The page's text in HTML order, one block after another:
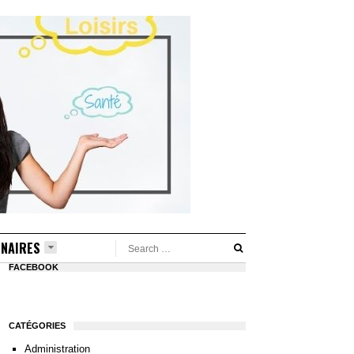
FACEBOOK
CATÉGORIES
Administration